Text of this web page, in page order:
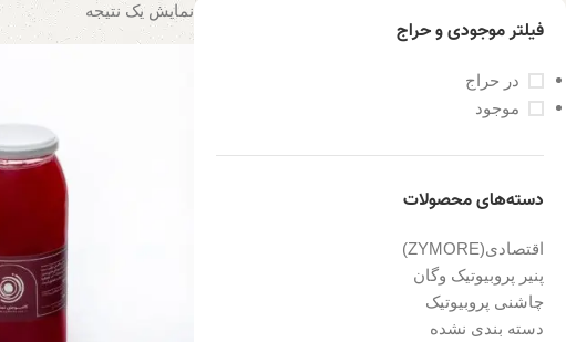
فیلتر موجودی و حراج
در حراج
موجود
دسته‌های محصولات
اقتصادی(ZYMORE)
پنیر پروبیوتیک وگان
چاشنی پروبیوتیک
دسته بندی نشده
نمایش یک نتیجه